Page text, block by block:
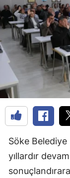
Söke Belediye
yıllardır